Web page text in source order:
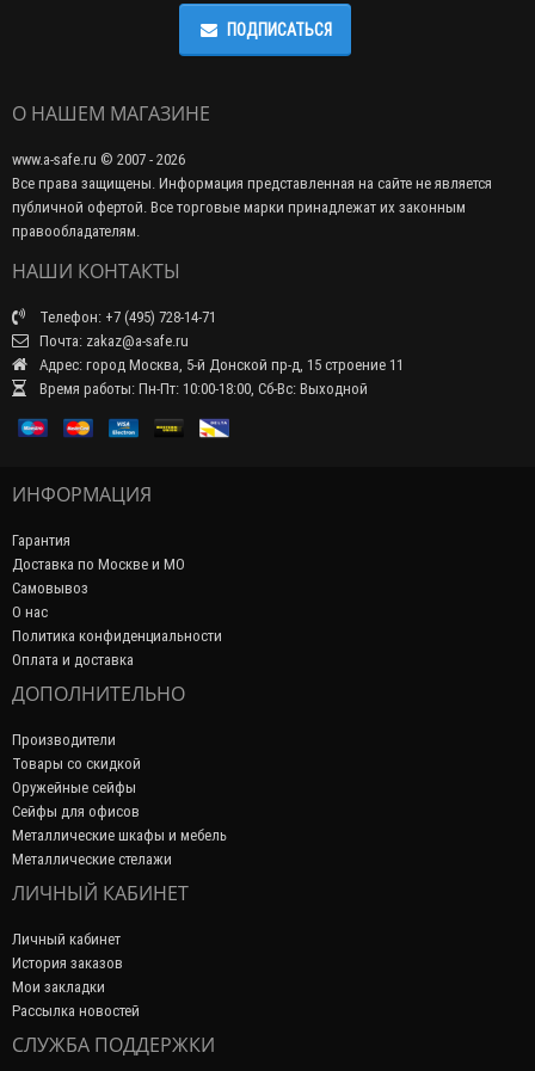
ПОДПИСАТЬСЯ
О НАШЕМ МАГАЗИНЕ
www.a-safe.ru © 2007 - 2026
Все права защищены. Информация представленная на сайте не является
публичной офертой. Все торговые марки принадлежат их законным
правообладателям.
НАШИ КОНТАКТЫ
Телефон: +7 (495) 728-14-71
Почта: zakaz@a-safe.ru
Адрес: город Москва, 5-й Донской пр-д, 15 строение 11
Время работы: Пн-Пт: 10:00-18:00, Сб-Вс: Выходной
ИНФОРМАЦИЯ
Гарантия
Доставка по Москве и МО
Самовывоз
О нас
Политика конфиденциальности
Оплата и доставка
ДОПОЛНИТЕЛЬНО
Производители
Товары со скидкой
Оружейные сейфы
Сейфы для офисов
Металлические шкафы и мебель
Металлические стелажи
ЛИЧНЫЙ КАБИНЕТ
Личный кабинет
История заказов
Мои закладки
Рассылка новостей
СЛУЖБА ПОДДЕРЖКИ